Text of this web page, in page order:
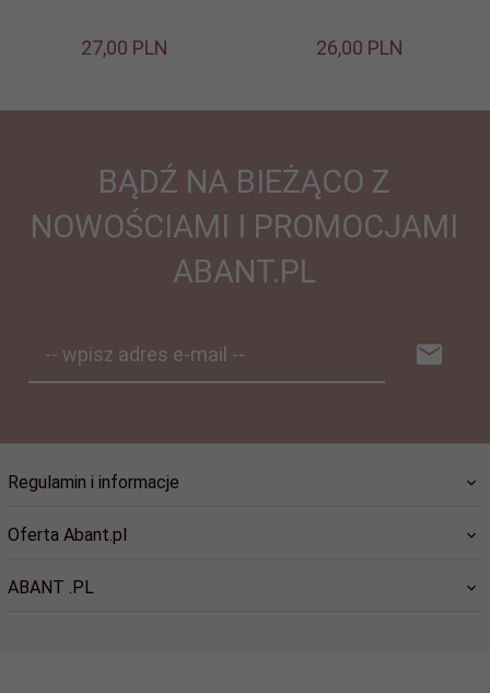
27,00 PLN 26,00 PLN
BĄDŹ NA BIEŻĄCO Z
NOWOŚCIAMI I PROMOCJAMI
ABANT.PL
-- wpisz adres e-mail --
Regulamin i informacje
Oferta Abant.pl
ABANT .PL